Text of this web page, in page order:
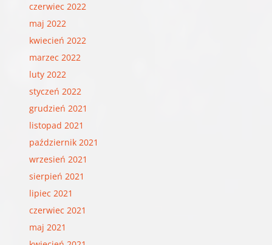
czerwiec 2022
maj 2022
kwiecień 2022
marzec 2022
luty 2022
styczeń 2022
grudzień 2021
listopad 2021
październik 2021
wrzesień 2021
sierpień 2021
lipiec 2021
czerwiec 2021
maj 2021